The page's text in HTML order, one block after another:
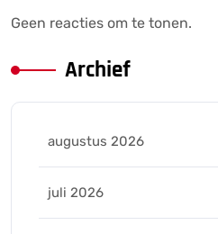
Geen reacties om te tonen.
Archief
augustus 2026
juli 2026